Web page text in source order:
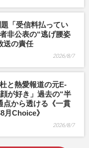
「受信料払ってい
非公表の“逃げ腰姿
送の責任
2026/8/7
と熱愛報道の元E-
が好き」過去の“半
点から透ける《一貫
月Choice》
2026/8/7